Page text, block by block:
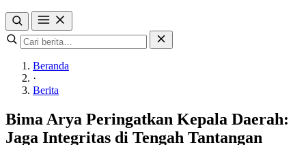
Beranda
·
Berita
Bima Arya Peringatkan Kepala Daerah:
Jaga Integritas di Tengah Tantangan